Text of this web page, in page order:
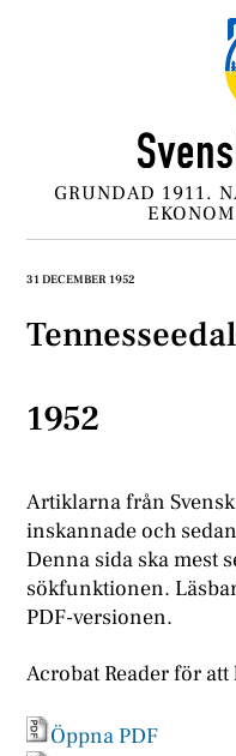
GRUNDAD 1911.
31 DECEMBER 1952
1952
Artiklarna från
inskannade och
Denna sida ska mest
sökfunktionen.
PDF-versionen.
Acrobat Reader för
Öppna PDF